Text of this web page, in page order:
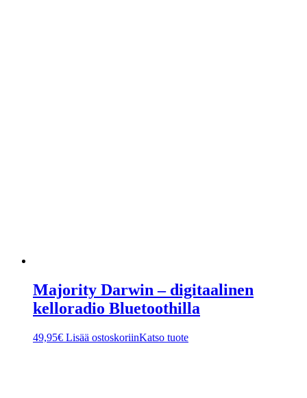
Majority Darwin – digitaalinen
kelloradio Bluetoothilla
49,95€ Lisää ostoskoriinKatso tuote